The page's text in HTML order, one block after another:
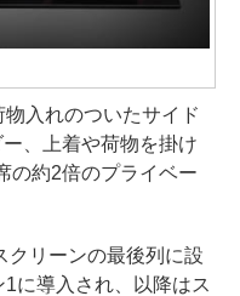
入れのついたサイド
、上着や荷物を掛け
の約2倍のプライベー
リーンの最後列に設
に導入され、以降はス